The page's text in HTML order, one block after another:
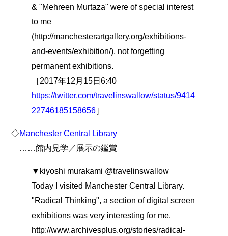
& "Mehreen Murtaza" were of special interest
to me
(http://manchesterartgallery.org/exhibitions-
and-events/exhibition/), not forgetting
permanent exhibitions.
［2017年12月15日6:40
https://twitter.com/travelinswallow/status/9414
22746185158656］
◇Manchester Central Library
……館内見学／展示の鑑賞
▼kiyoshi murakami @travelinswallow
Today I visited Manchester Central Library.
"Radical Thinking", a section of digital screen
exhibitions was very interesting for me.
http://www.archivesplus.org/stories/radical-